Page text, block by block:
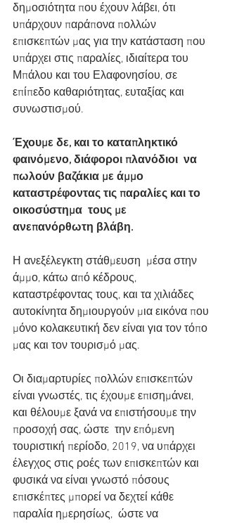
δημοσιότητα που έχουν λάβει, ότι
υπάρχουν παράπονα πολλών
επισκεπτών μας για την κατάσταση που
υπάρχει στις παραλίες, ιδιαίτερα του
Μπάλου και του Ελαφονησίου, σε
επίπεδο καθαριότητας, ευταξίας και
συνωστισμού.
Έχουμε δε, και το καταπληκτικό
φαινόμενο, διάφοροι πλανόδιοι  να
πωλούν βαζάκια με άμμο
καταστρέφοντας τις παραλίες και το
οικοσύστημα  τους με
ανεπανόρθωτη βλάβη.
Η ανεξέλεγκτη στάθμευση  μέσα στην
άμμο, κάτω από κέδρους,
καταστρέφοντας τους, και τα χιλιάδες
αυτοκίνητα δημιουργούν μια εικόνα που
μόνο κολακευτική δεν είναι για τον τόπο
μας και τον τουρισμό μας.
Οι διαμαρτυρίες πολλών επισκεπτών
είναι γνωστές, τις έχουμε επισημάνει,
και θέλουμε ξανά να επιστήσουμε την
προσοχή σας, ώστε  την επόμενη
τουριστική περίοδο, 2019, να υπάρχει
έλεγχος στις ροές των επισκεπτών και
φυσικά να είναι γνωστό πόσους
επισκέπτες μπορεί να δεχτεί κάθε
παραλία ημερησίως,  ώστε να